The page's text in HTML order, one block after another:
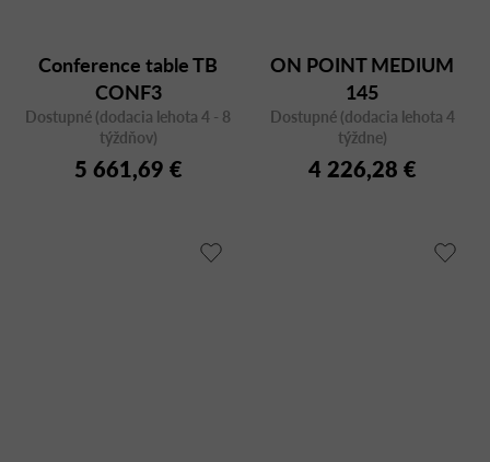
Conference table TB
CONF3
Dostupné (dodacia lehota 4 - 8
týždňov)
5 661,69 €
ON POINT MEDIUM
145
Dostupné (dodacia lehota 4
týždne)
4 226,28 €